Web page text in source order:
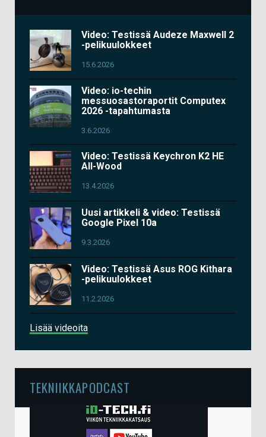
Video: Testissä Audeze Maxwell 2
-pelikuulokkeet
15.6.2026
Video: io-techin
messuosastoraportit Computex
2026 -tapahtumasta
3.6.2026
Video: Testissä Keychron K2 HE
All-Wood
13.4.2026
Uusi artikkeli & video: Testissä
Google Pixel 10a
9.3.2026
Video: Testissä Asus ROG Kithara
-pelikuulokkeet
11.2.2026
Lisää videoita
TEKNIIKKAPODCAST